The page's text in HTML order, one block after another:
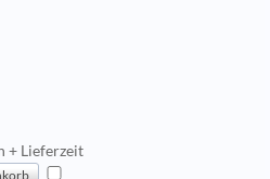
+ Lieferzeit